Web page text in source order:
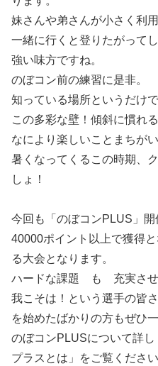
妹さんや弟さんが小さく利
一緒に行くと登りたがって
強い味方ですね。
のぼコン前の練習に是非。
知っている場所というだけ
この多彩な壁！傾斜に慣れ
なにより楽しいことまちがい
暑くなってくるこの時期、
しょ！
今回も「のぼコンPLUS」開
40000ポイント以上で獲得
る大会となります。
ハードな課題 も 充実させ
我こそは！という選手の皆
を始めたばかりの方もぜひ
のぼコンPLUSについて詳
プラスとは」をご覧ください